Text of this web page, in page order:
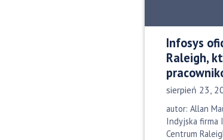
Infosys
Raleigh,
Data
sierpień 23,
autor: Allan
Indyjska firma
Centrum